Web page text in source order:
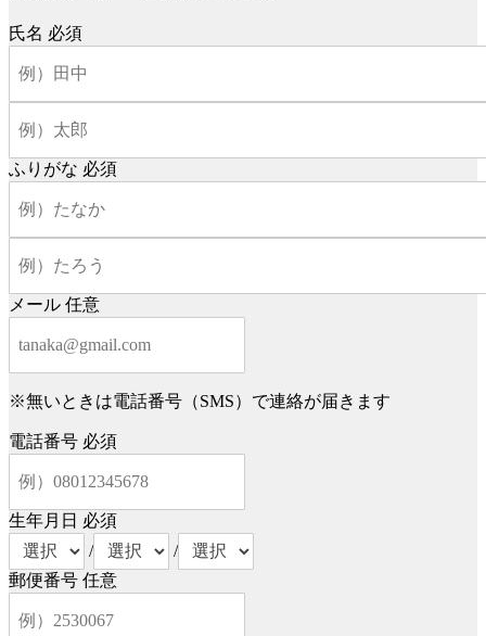
氏名 必須
ふりがな 必須
メール 任意
※無いときは電話番号（SMS）で連絡が届きます
電話番号 必須
生年月日 必須
/
/
郵便番号 任意